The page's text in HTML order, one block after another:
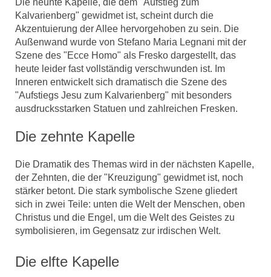
Kalvarienberg" gewidmet ist, scheint durch die
Akzentuierung der Allee hervorgehoben zu sein. Die
Außenwand wurde von Stefano Maria Legnani mit der
Szene des "Ecce Homo" als Fresko dargestellt, das
heute leider fast vollständig verschwunden ist. Im
Inneren entwickelt sich dramatisch die Szene des
"Aufstiegs Jesu zum Kalvarienberg" mit besonders
ausdrucksstarken Statuen und zahlreichen Fresken.
Die zehnte Kapelle
Die Dramatik des Themas wird in der nächsten Kapelle,
der Zehnten, die der "Kreuzigung" gewidmet ist, noch
stärker betont. Die stark symbolische Szene gliedert
sich in zwei Teile: unten die Welt der Menschen, oben
Christus und die Engel, um die Welt des Geistes zu
symbolisieren, im Gegensatz zur irdischen Welt.
Die elfte Kapelle